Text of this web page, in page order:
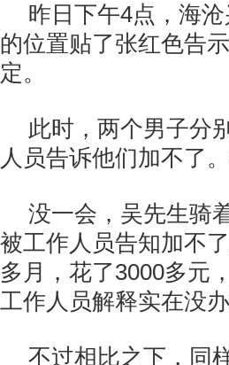
昨日下午4点，海
的位置贴了张红色告
定。
此时，两个男子分
人员告诉他们加不了
没一会，吴先生骑
被工作人员告知加不
多月，花了3000多元
工作人员解释实在没办
不过相比之下，同